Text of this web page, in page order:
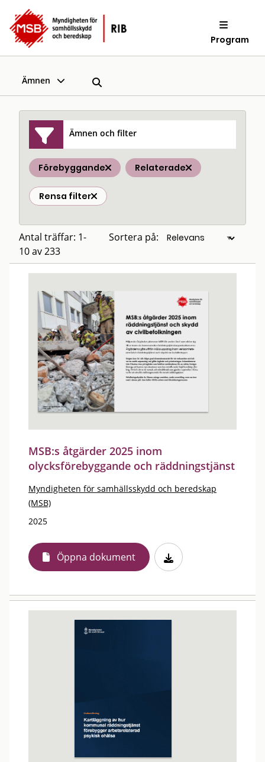
Program
Ämnen
Ämnen och filter
Förebyggande Relaterade
Rensa filter
Antal träffar: 1-
10 av 233
Sortera på:
MSB:s åtgärder 2025 inom
olycksförebyggande och räddningstjänst
Myndigheten för samhällsskydd och beredskap
(MSB)
2025
Öppna dokument